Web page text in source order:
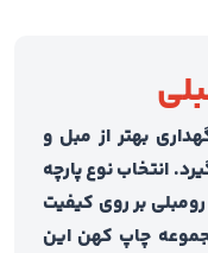
بهتر از مبل و
انتخاب نوع پارچه
بر روی کیفیت
چاپ کهن این